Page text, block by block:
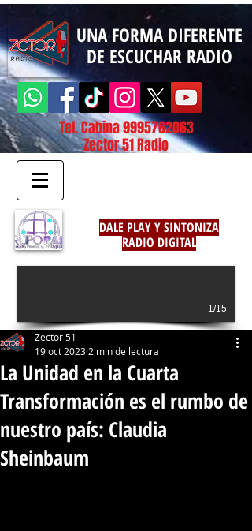
UNA FORMA DIFERENTE
DE ESCUCHAR RADIO
Tel. Cabina9995762063
Zector 51 Radio
DALE PLAY Y SINTONIZA
RADIO DIGITAL
1/15
La Unidad en la Cuarta
Transformación es el rumbo de
nuestro país: Claudia
Sheinbaum
Zector 51
19 oct 2023 2 min de lectura